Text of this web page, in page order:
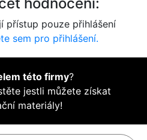
přístup pouze přihlášení
sem pro přihlášení.
této firmy?
jestli můžete získat
materiály!